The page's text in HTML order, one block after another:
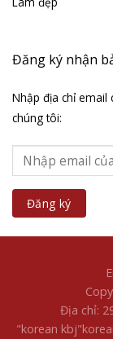
Đăng ký nhận
Nhập địa chỉ email
chúng tôi:
Địa chỉ:
"korean kbj​